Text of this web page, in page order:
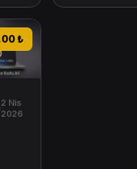
Cüzdan Kodu
₺
2 Nis
2026